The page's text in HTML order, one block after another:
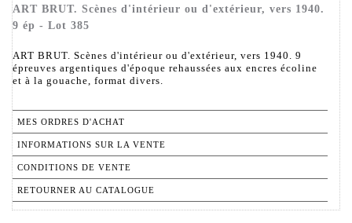
ART BRUT. Scènes d'intérieur ou d'extérieur, vers 1940.
9 ép - Lot 385
ART BRUT. Scènes d'intérieur ou d'extérieur, vers 1940. 9
épreuves argentiques d'époque rehaussées aux encres écoline
et à la gouache, format divers.
MES ORDRES D'ACHAT
INFORMATIONS SUR LA VENTE
CONDITIONS DE VENTE
RETOURNER AU CATALOGUE